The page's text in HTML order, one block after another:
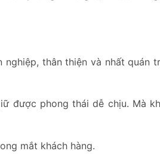
thân thiện và nhất quán
được phong thái dễ chịu. Mà
mắt khách hàng.